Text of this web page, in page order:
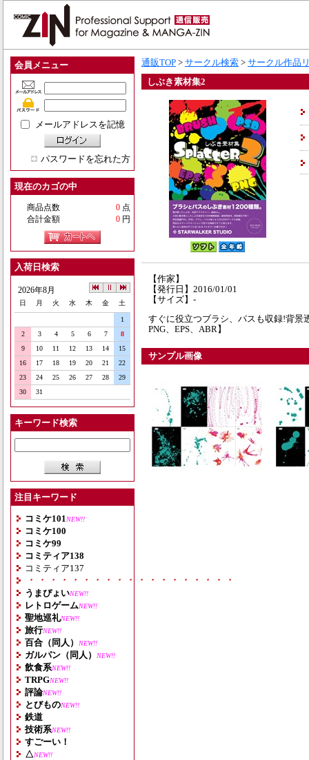
会員メニュー
メールアドレスを記憶
パスワードを忘れた方
現在のカゴの中
商品点数 0 点
合計金額
0 円
入荷日検索
2026年8月
日 月 火 水 木 金 土
1
2
3 4 5 6 7
8
9
10 11 12 13 14
15
16
17 18 19 20 21
22
23
24 25 26 27 28
29
30
31
キーワード検索
注目キーワード
コミケ101 NEW!!
コミケ100
コミケ99
コミティア138
コミティア137
・・・・・・・・・・・・・・・・・・・
うまぴょいNEW!!
レトロゲームNEW!!
聖地巡礼NEW!!
旅行NEW!!
百合（同人） NEW!!
ガルパン（同人） NEW!!
飲食系NEW!!
TRPGNEW!!
評論NEW!!
とびものNEW!!
鉄道
技術系NEW!!
すごーい！
△NEW!!
通販TOP > サークル検索 > サークル作品
しぶき素材集2
【作家】
【発行日】2016/01/01
【サイズ】-
すぐに役立つブラシ、パスも収録!背景
PNG、EPS、ABR】
サンプル画像